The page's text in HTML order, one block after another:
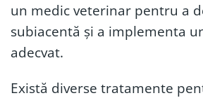
un medic veterinar pentru a
subiacentă și a implementa
adecvat.
Există diverse tratamente